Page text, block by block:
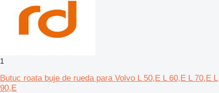
1
Butuc roata buje de rueda para Volvo L 50,E L 60,E L 70,E L
90,E